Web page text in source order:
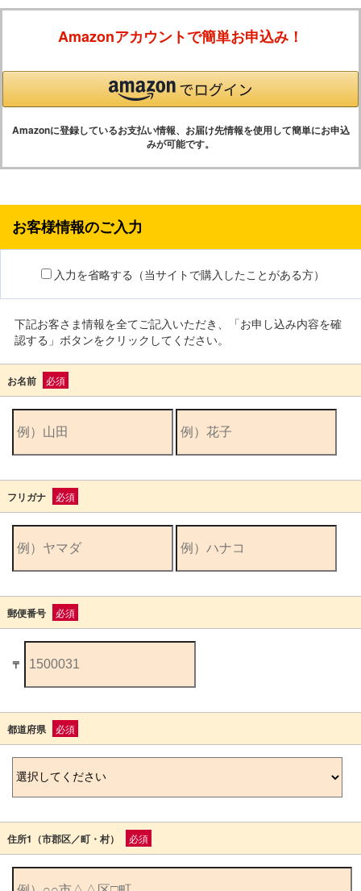
Amazonアカウントで簡単お申込み！
Amazonに登録しているお支払い情報、お届け先情報を使用して簡単にお申込
みが可能です。
お客様情報のご入力
入力を省略する（当サイトで購入したことがある方）
下記お客さま情報を全てご記入いただき、「お申し込み内容を確
認する」ボタンをクリックしてください。
お名前 必須
フリガナ 必須
郵便番号 必須
〒
都道府県 必須
住所1（市郡区／町・村） 必須